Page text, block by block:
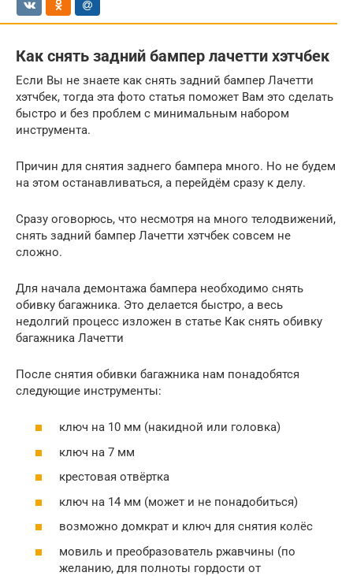
Как снять задний бампер лачетти хэтчбек
Если Вы не знаете как снять задний бампер Лачетти
хэтчбек, тогда эта фото статья поможет Вам это сделать
быстро и без проблем с минимальным набором
инструмента.
Причин для снятия заднего бампера много. Но не будем
на этом останавливаться, а перейдём сразу к делу.
Сразу оговорюсь, что несмотря на много телодвижений,
снять задний бампер Лачетти хэтчбек совсем не
сложно.
Для начала демонтажа бампера необходимо снять
обивку багажника. Это делается быстро, а весь
недолгий процесс изложен в статье Как снять обивку
багажника Лачетти
После снятия обивки багажника нам понадобятся
следующие инструменты:
ключ на 10 мм (накидной или головка)
ключ на 7 мм
крестовая отвёртка
ключ на 14 мм (может и не понадобиться)
возможно домкрат и ключ для снятия колёс
мовиль и преобразователь ржавчины (по
желанию, для полноты гордости от